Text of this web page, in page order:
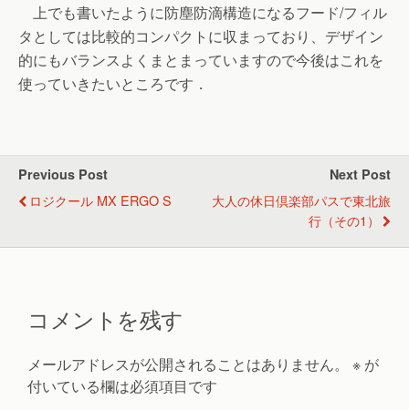
上でも書いたように防塵防滴構造になるフード/フィル
タとしては比較的コンパクトに収まっており、デザイン
的にもバランスよくまとまっていますので今後はこれを
使っていきたいところです．
Previous Post
ロジクール MX ERGO S
Next Post
大人の休日倶楽部パスで東北旅
行（その1）
コメントを残す
メールアドレスが公開されることはありません。 ※ が
付いている欄は必須項目です